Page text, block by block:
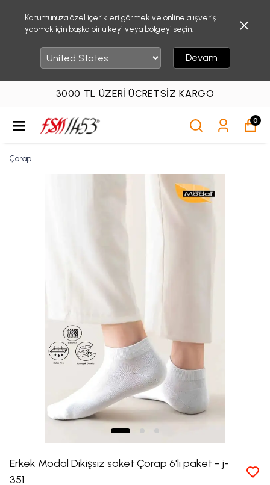
Konumunuza özel içerikleri görmek ve online alışveriş
yapmak için başka bir ülkeyi veya bölgeyi seçin.
Devam
3000 TL ÜZERI ÜCRETSIZ KARGO
0
Çorap
Erkek Modal Dikişsiz soket Çorap 6'lı paket - j-
351